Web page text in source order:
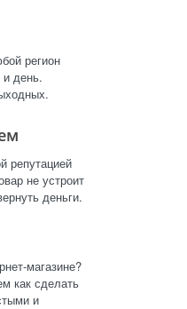
регион
день.
репутацией
не устроит
деньги.
магазине?
как сделать
и